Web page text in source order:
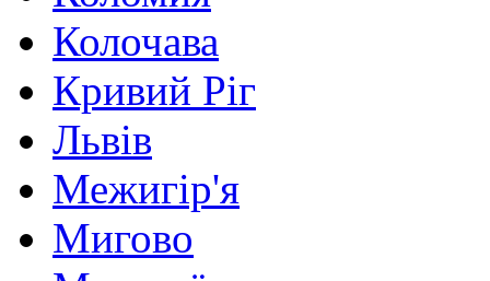
Колочава
Кривий Ріг
Львів
Межигір'я
Мигово